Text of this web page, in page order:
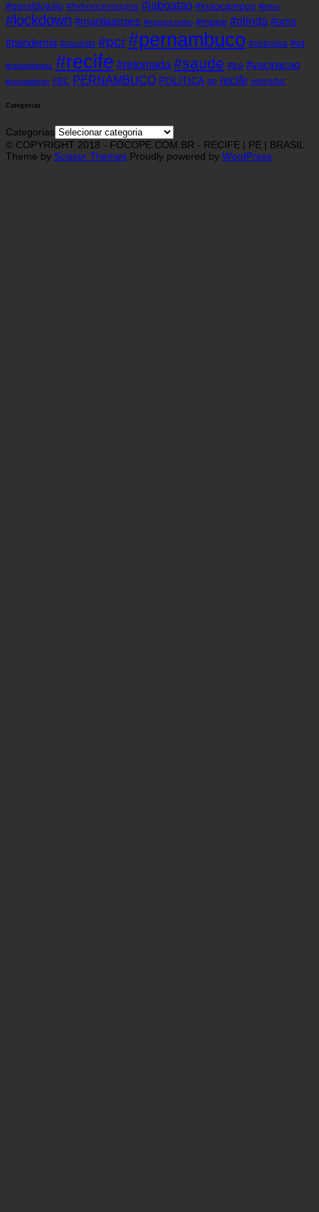
#geraldojulio #hidroxicloroquina #jaboatao #joaocampos #leitos
#lockdown #mariliaarraes #miguelcoelho #mppe #olinda #oms
#pandemia #paulista #pcr#pernambuco #petrolina #pt
#rafaeldantas #recife #retomada #saude #tce #vacinacao
#vereadores FBC PERNAMBUCO POLÍTICA pp recife vereador
Categorias
Categorias
© COPYRIGHT 2018 - FOCOPE.COM.BR - RECIFE | PE | BRASIL
Theme by Scissor Themes Proudly powered by WordPress